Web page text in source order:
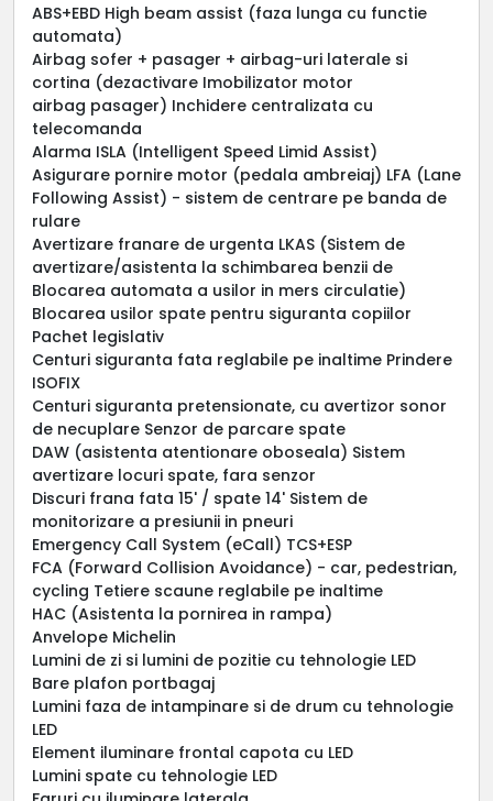
ABS+EBD High beam assist (faza lunga cu functie
automata)
Airbag sofer + pasager + airbag-uri laterale si
cortina (dezactivare Imobilizator motor
airbag pasager) Inchidere centralizata cu
telecomanda
Alarma ISLA (Intelligent Speed Limid Assist)
Asigurare pornire motor (pedala ambreiaj) LFA (Lane
Following Assist) - sistem de centrare pe banda de
rulare
Avertizare franare de urgenta LKAS (Sistem de
avertizare/asistenta la schimbarea benzii de
Blocarea automata a usilor in mers circulatie)
Blocarea usilor spate pentru siguranta copiilor
Pachet legislativ
Centuri siguranta fata reglabile pe inaltime Prindere
ISOFIX
Centuri siguranta pretensionate, cu avertizor sonor
de necuplare Senzor de parcare spate
DAW (asistenta atentionare oboseala) Sistem
avertizare locuri spate, fara senzor
Discuri frana fata 15' / spate 14' Sistem de
monitorizare a presiunii in pneuri
Emergency Call System (eCall) TCS+ESP
FCA (Forward Collision Avoidance) - car, pedestrian,
cycling Tetiere scaune reglabile pe inaltime
HAC (Asistenta la pornirea in rampa)
Anvelope Michelin
Lumini de zi si lumini de pozitie cu tehnologie LED
Bare plafon portbagaj
Lumini faza de intampinare si de drum cu tehnologie
LED
Element iluminare frontal capota cu LED
Lumini spate cu tehnologie LED